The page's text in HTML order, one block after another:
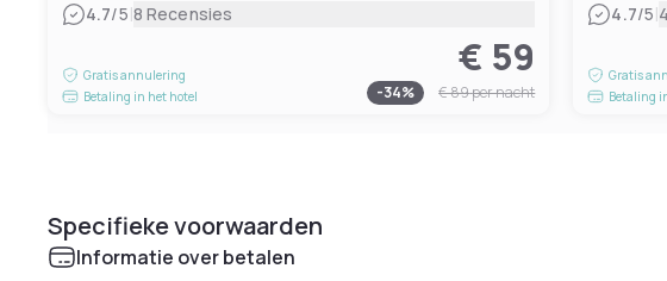
4.7/5|8 Recensies
Gratis annulering
Betaling in het hotel
€ 59
-34% € 89per nacht
4.7/5|
Gratis
Betaling
Specifieke voorwaarden
Informatie over betalen